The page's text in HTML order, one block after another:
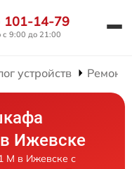
101-14-79
с 9:00 до 21:00
устройств
Ижевске
M в Ижевске с